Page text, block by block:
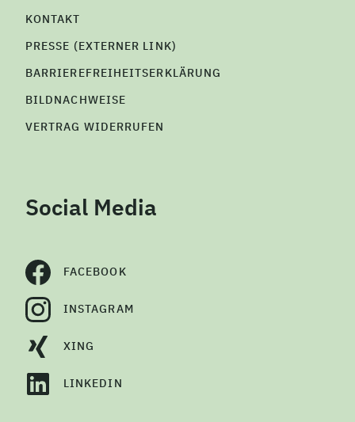
KONTAKT
PRESSE (EXTERNER LINK)
BARRIEREFREIHEITSERKLÄRUNG
BILDNACHWEISE
VERTRAG WIDERRUFEN
Social Media
FACEBOOK
INSTAGRAM
XING
LINKEDIN